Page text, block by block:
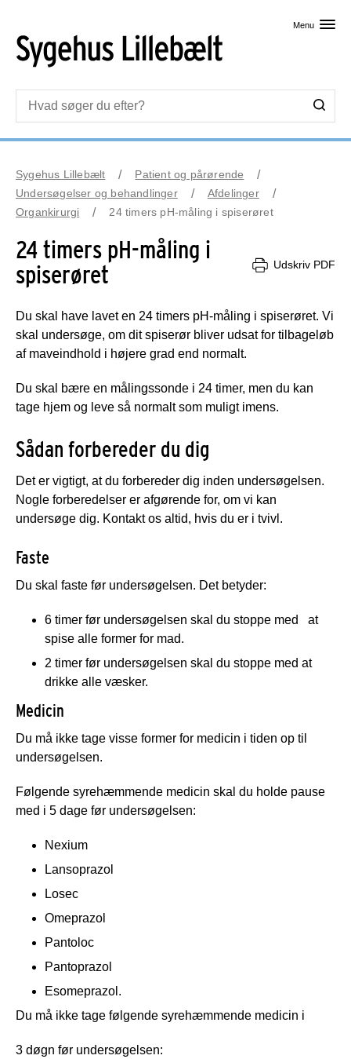
Menu
Sygehus Lillebælt
Patient og pårørende
Undersøgelser og behandlinger
Afdelinger
Organkirurgi
24 timers pH-måling i spiserøret
24 timers pH-måling i
spiserøret
Udskriv PDF
Du skal have lavet en 24 timers pH-måling i spiserøret. Vi
skal undersøge, om dit spiserør bliver udsat for tilbageløb
af maveindhold i højere grad end normalt.
Du skal bære en målingssonde i 24 timer, men du kan
tage hjem og leve så normalt som muligt imens.
Sådan forbereder du dig
Det er vigtigt, at du forbereder dig inden undersøgelsen.
Nogle forberedelser er afgørende for, om vi kan
undersøge dig. Kontakt os altid, hvis du er i tvivl.
Faste
Du skal faste før undersøgelsen. Det betyder:
6 timer før undersøgelsen skal du stoppe med
at
spise alle former for mad.
2 timer før undersøgelsen skal du stoppe med at
drikke alle væsker.
Medicin
Du må ikke tage visse former for medicin i tiden op til
undersøgelsen.
Følgende syrehæmmende medicin skal du holde pause
med i 5 dage før undersøgelsen:
Nexium
Lansoprazol
Losec
Omeprazol
Pantoloc
Pantoprazol
Esomeprazol.
Du må ikke tage følgende syrehæmmende medicin i
3 døgn før undersøgelsen: